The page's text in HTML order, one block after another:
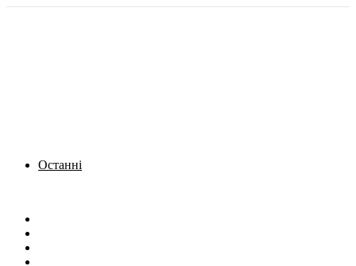
Останні